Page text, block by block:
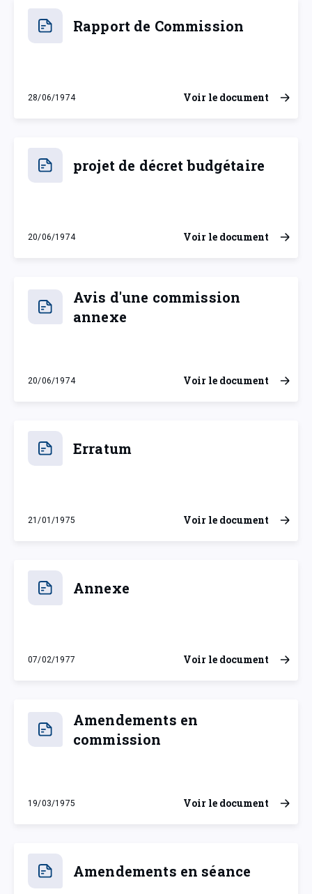
Rapport de Commission
28/06/1974
vendredi 28 juin 1974
Voir le document
projet de décret budgétaire
20/06/1974
jeudi 20 juin 1974
Voir le document
Avis d'une commission
annexe
20/06/1974
jeudi 20 juin 1974
Voir le document
Erratum
21/01/1975
mardi 21 janvier 1975
Voir le document
Annexe
07/02/1977
lundi 7 février 1977
Voir le document
Amendements en
commission
19/03/1975
mercredi 19 mars 1975
Voir le document
Amendements en séance